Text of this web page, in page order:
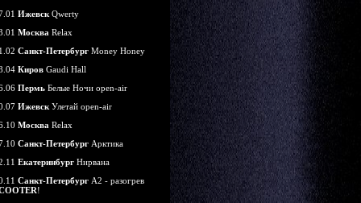
Ижевск Qwerty
Москва Relax
Санкт-Петербург Money Honey
Киров Gaudi Hall
Пермь Белые Ночи open-air
Ижевск Улетай open-air
Москва Relax
Санкт-Петербург Арктика
Екатеринбург Нирвана
Санкт-Петербург А2 - разогрев
!